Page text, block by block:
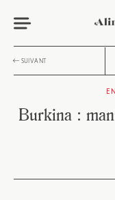
SUIVANT
Burkina :